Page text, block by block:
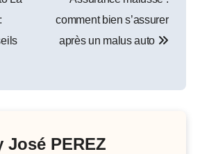
comment bien s’assurer
après un malus auto
José PEREZ